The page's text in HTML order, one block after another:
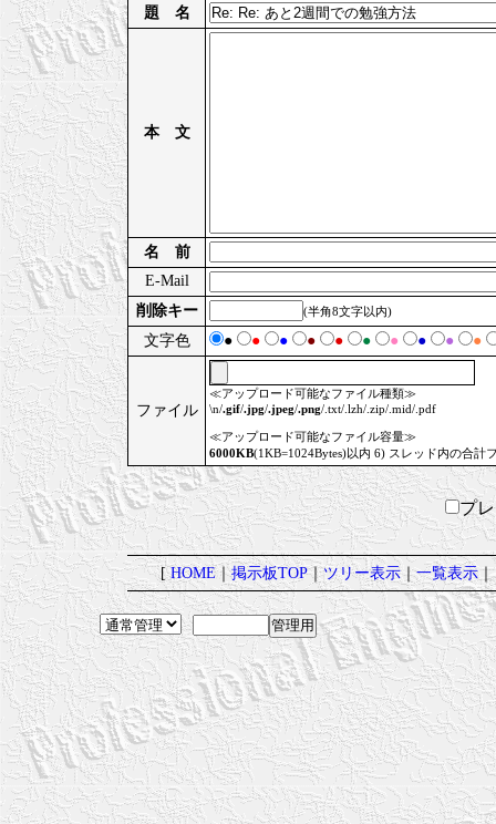
題 名
本 文
名 前
E-Mail
削除キー
(半角8文字以内)
文字色 ● ● ● ● ● ● ● ● ● ●
ファイル
≪アップロード可能なファイル種類≫
\n/.gif/.jpg/.jpeg/.png/.txt/.lzh/.zip/.mid/.pdf
≪アップロード可能なファイル容量≫
6000KB(1KB=1024Bytes)以内 6) スレッド内の合計
プ
[HOME｜掲示板TOP｜ツリー表示｜一覧表示｜